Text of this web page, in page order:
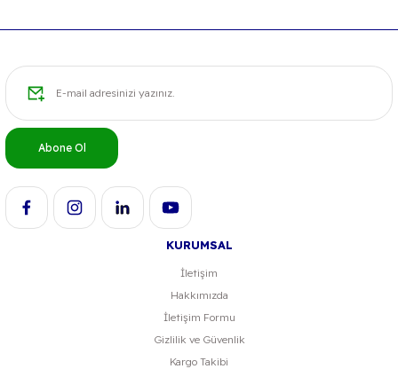
Ürün bilgilerinde hatalar bulunuyor.
Ürün fiyatı diğer sitelerden daha pahalı.
Gönder
Abone Ol
KURUMSAL
İletişim
Hakkımızda
İletişim Formu
Gizlilik ve Güvenlik
Kargo Takibi